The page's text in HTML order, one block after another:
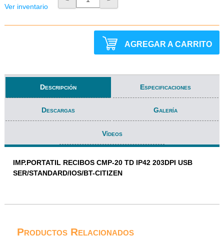
Ver inventario
AGREGAR A CARRITO
Descripción Especificaciones
Descargas Galería
Vídeos
IMP.PORTATIL RECIBOS CMP-20 TD IP42 203DPI USB
SER/STANDARD/IOS/BT-CITIZEN
Productos Relacionados